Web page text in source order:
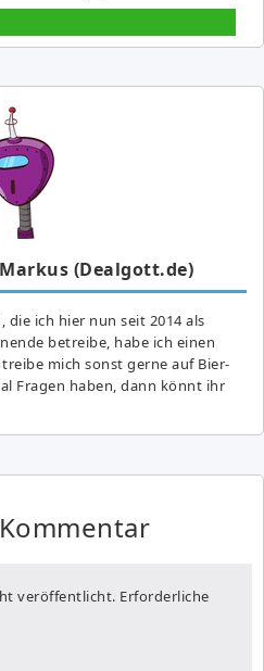
(Dealgott.de)
die ich hier nun seit 2014 als
betreibe, habe ich einen
mich sonst gerne auf Bier-
Fragen haben, dann könnt ihr
veröffentlicht. Erforderliche